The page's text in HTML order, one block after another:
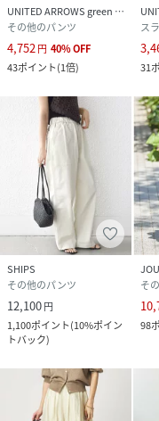
お問い合わせの際は、
ビスデスクまで下記の
品名：★★SCateLｶｰﾌ
身長166B78W56H80着
性別タイプ レデ
原産国 中国
素材
ポリ
麻3％
サイズ
XS-
38)
クリーニング 洗
UNITED ARROWS green label relaxing
その他のパンツ
4,752円 40%OFF
43ポイント(1倍)
31
SHIPS
その他のパンツ
12,100円
1,100ポイント(10%ポイン
トバック)
そ
98